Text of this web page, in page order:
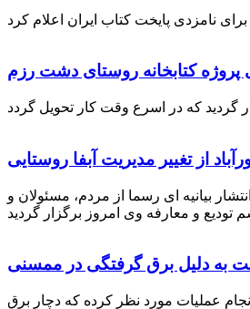
پروژه کتابخانه روستای دشت رزم
از تغییر مدیریت آبفا روستایی
با انتشار بیانیه ای رسما از مردم، مسئولان و
به دلیل برق گرفتگی در ممسنی
عملیات مورد نظر کرده که دچار برق